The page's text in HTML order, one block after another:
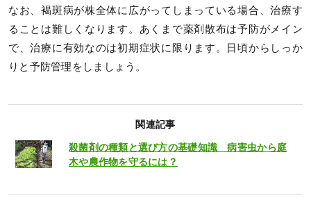
なお、褐斑病が株全体に広がってしまっている場合、治療す
ることは難しくなります。あくまで薬剤散布は予防がメイン
で、治療に有効なのは初期症状に限ります。日頃からしっか
りと予防管理をしましょう。
関連記事
殺菌剤の種類と選び方の基礎知識 病害虫から庭
木や農作物を守るには？